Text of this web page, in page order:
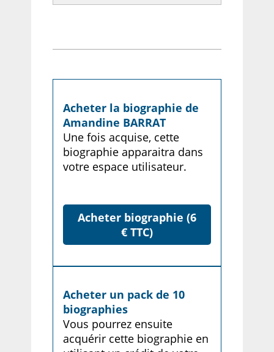
Acheter la biographie de
Amandine BARRAT
Une fois acquise, cette
biographie apparaitra dans
votre espace utilisateur.
Acheter biographie (6
€ TTC)
Acheter un pack de 10
biographies
Vous pourrez ensuite
acquérir cette biographie en